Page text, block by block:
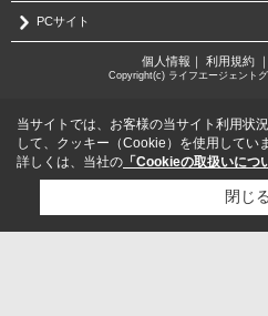
PCサイト
個人情報 ｜ 利用規約｜
Copyright(c) ライフエージェント
当サイトでは、お客様の当サイト利用状
して、クッキー（Cookie）を使用してい
詳しくは、当社の 「Cookieの取扱いにつ
閉じる